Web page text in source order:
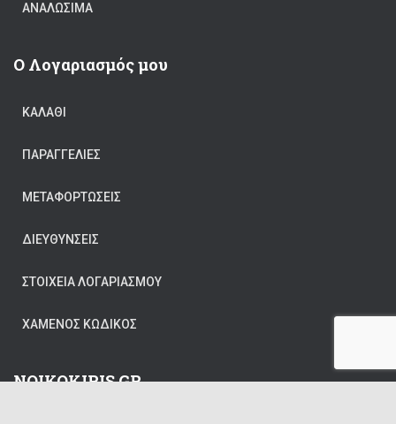
ΑΝΑΛΏΣΙΜΑ
Ο Λογαριασμός μου
ΚΑΛΆΘΙ
ΠΑΡΑΓΓΕΛΊΕΣ
ΜΕΤΑΦΟΡΤΏΣΕΙΣ
ΔΙΕΥΘΎΝΣΕΙΣ
ΣΤΟΙΧΕΊΑ ΛΟΓΑΡΙΑΣΜΟΎ
ΧΑΜΈΝΟΣ ΚΩΔΙΚΌΣ
NOIKOKIRIS.GR